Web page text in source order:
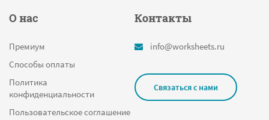
О нас
Премиум
Способы оплаты
Политика
конфиденциальности
Пользовательское соглашение
Контакты
info@worksheets.ru
Связаться с нами